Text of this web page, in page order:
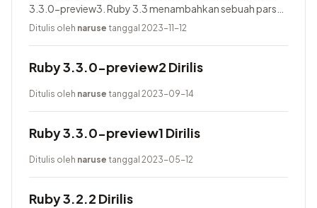
3.3.0-preview3. Ruby 3.3 menambahkan sebuah parser
baru yang bernama Prism, menggunakan Lrama sebagai
Ditulis oleh naruse tanggal 2023-11-12
Ruby 3.3.0-preview2 Dirilis
Ditulis oleh naruse tanggal 2023-09-14
Ruby 3.3.0-preview1 Dirilis
Ditulis oleh naruse tanggal 2023-05-12
Ruby 3.2.2 Dirilis